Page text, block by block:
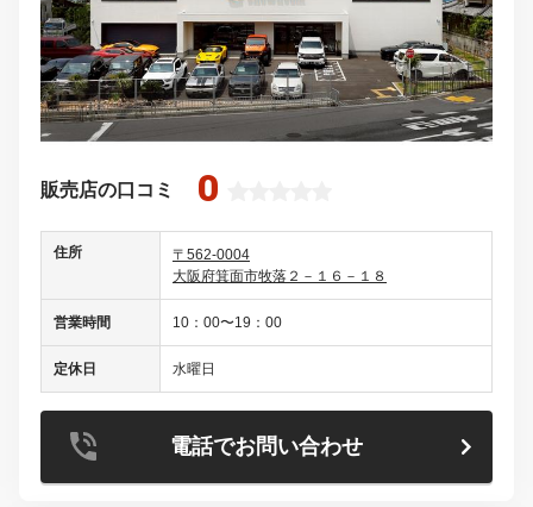
販売店の口コミ 0
住所
〒562-0004
大阪府箕面市牧落２－１６－１８
営業時間 10：00〜19：00
定休日 水曜日
電話でお問い合わせ